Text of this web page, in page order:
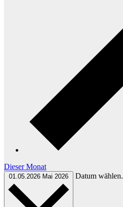
Dieser Monat
01.05.2026 Mai 2026 Datum wählen.